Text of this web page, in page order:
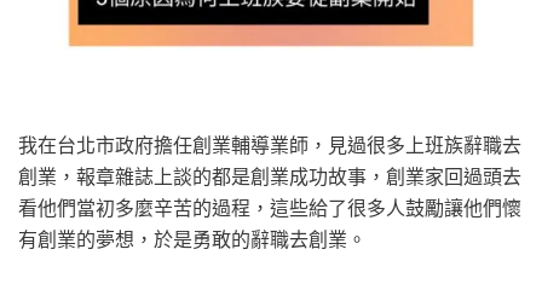
我在台北市政府擔任創業輔導業師，見過很多上班族辭職去
創業，報章雜誌上談的都是創業成功故事，創業家回過頭去
看他們當初多麼辛苦的過程，這些給了很多人鼓勵讓他們懷
有創業的夢想，於是勇敢的辭職去創業。